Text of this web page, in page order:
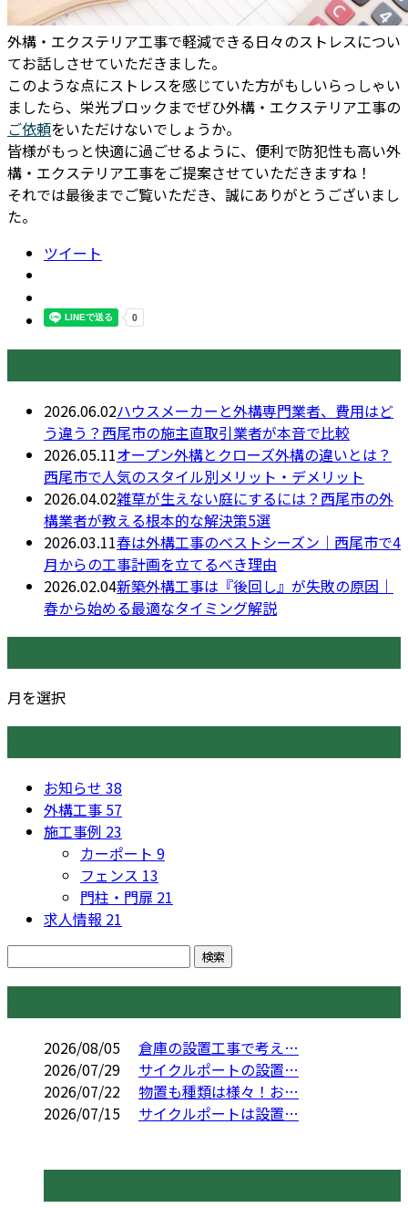
外構・エクステリア工事で軽減できる日々のストレスについ
てお話しさせていただきました。
このような点にストレスを感じていた方がもしいらっしゃい
ましたら、栄光ブロックまでぜひ外構・エクステリア工事の
ご依頼をいただけないでしょうか。
皆様がもっと快適に過ごせるように、便利で防犯性も高い外
構・エクステリア工事をご提案させていただきますね！
それでは最後までご覧いただき、誠にありがとうございまし
た。
ツイート
2026.06.02ハウスメーカーと外構専門業者、費用はど
う違う？西尾市の施主直取引業者が本音で比較
2026.05.11オープン外構とクローズ外構の違いとは？
西尾市で人気のスタイル別メリット・デメリット
2026.04.02雑草が生えない庭にするには？西尾市の外
構業者が教える根本的な解決策5選
2026.03.11春は外構工事のベストシーズン｜西尾市で4
月からの工事計画を立てるべき理由
2026.02.04新築外構工事は『後回し』が失敗の原因｜
春から始める最適なタイミング解説
月を選択
お知らせ 38
外構工事 57
施工事例 23
カーポート 9
フェンス 13
門柱・門扉 21
求人情報 21
2026/08/05
倉庫の設置工事で考え…
2026/07/29
サイクルポートの設置…
2026/07/22
物置も種類は様々！お…
2026/07/15
サイクルポートは設置…